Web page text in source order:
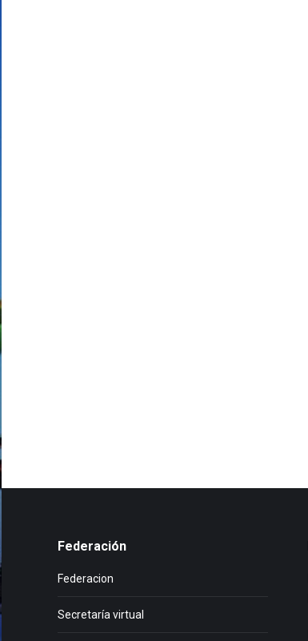
Federación
Federacion
Secretaría virtual